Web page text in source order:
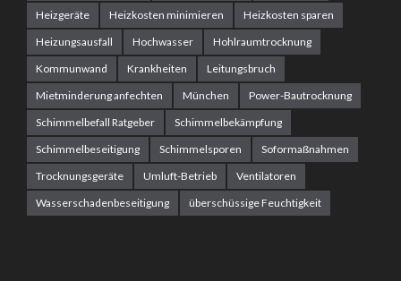
Heizgeräte
Heizkosten minimieren
Heizkosten sparen
Heizungsausfall
Hochwasser
Hohlraumtrocknung
Kommunwand
Krankheiten
Leitungsbruch
Mietminderung anfechten
München
Power-Bautrocknung
Schimmelbefall Ratgeber
Schimmelbekämpfung
Schimmelbeseitigung
Schimmelsporen
Soformaßnahmen
Trocknungsgeräte
Umluft-Betrieb
Ventilatoren
Wasserschadenbeseitigung
überschüssige Feuchtigkeit